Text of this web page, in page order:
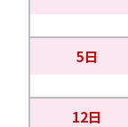
5日
12日